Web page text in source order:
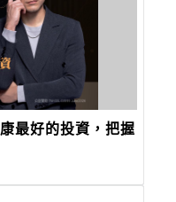
最好的投資，把握